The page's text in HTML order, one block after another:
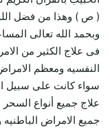
( ص ) وهذا من فضل
وبحمد الله تعالى
فى علاج الكثير من
النفسيه ومعظم
سواء كانت على سبيل
علاج جميع أنواع
جميع الامراض الباطنيه